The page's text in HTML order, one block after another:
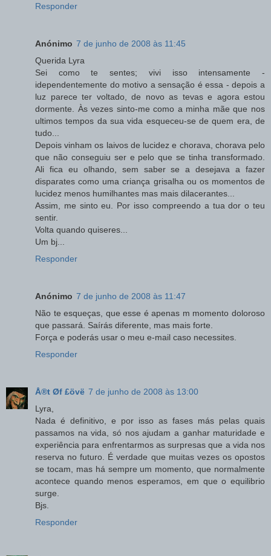
Responder
Anónimo 7 de junho de 2008 às 11:45
Querida Lyra
Sei como te sentes; vivi isso intensamente -
idependentemente do motivo a sensação é essa - depois a
luz parece ter voltado, de novo as tevas e agora estou
dormente. Às vezes sinto-me como a minha mãe que nos
ultimos tempos da sua vida esqueceu-se de quem era, de
tudo...
Depois vinham os laivos de lucidez e chorava, chorava pelo
que não conseguiu ser e pelo que se tinha transformado.
Ali fica eu olhando, sem saber se a desejava a fazer
disparates como uma criança grisalha ou os momentos de
lucidez menos humilhantes mas mais dilacerantes...
Assim, me sinto eu. Por isso compreendo a tua dor o teu
sentir.
Volta quando quiseres...
Um bj...
Responder
Anónimo 7 de junho de 2008 às 11:47
Não te esqueças, que esse é apenas m momento doloroso
que passará. Saírás diferente, mas mais forte.
Força e poderás usar o meu e-mail caso necessites.
Responder
Å®t Øf £övë 7 de junho de 2008 às 13:00
Lyra,
Nada é definitivo, e por isso as fases más pelas quais
passamos na vida, só nos ajudam a ganhar maturidade e
experiência para enfrentarmos as surpresas que a vida nos
reserva no futuro. É verdade que muitas vezes os opostos
se tocam, mas há sempre um momento, que normalmente
acontece quando menos esperamos, em que o equilibrio
surge.
Bjs.
Responder